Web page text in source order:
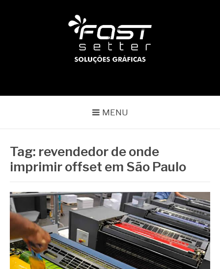
MENU
Tag: revendedor de onde
imprimir offset em São Paulo